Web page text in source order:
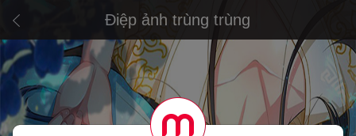
Điệp ảnh trùng trùng